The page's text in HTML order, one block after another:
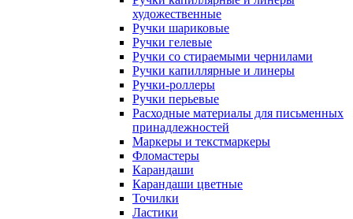
художественные
Ручки шариковые
Ручки гелевые
Ручки со стираемыми чернилами
Ручки капиллярные и линеры
Ручки-роллеры
Ручки перьевые
Расходные материалы для письменных
принадлежностей
Маркеры и текстмаркеры
Фломастеры
Карандаши
Карандаши цветные
Точилки
Ластики